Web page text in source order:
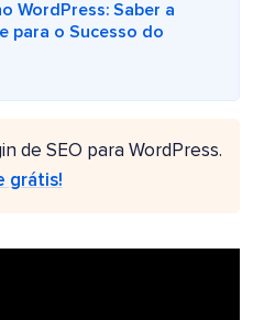
WordPress: Saber a
para o Sucesso do
de SEO para WordPress.
grátis!